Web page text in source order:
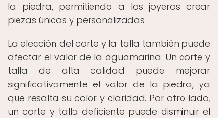
la piedra, permitiendo a los joyeros crear
piezas únicas y personalizadas.
La elección del corte y la talla también puede
afectar el valor de la aguamarina. Un corte y
talla de alta calidad puede mejorar
significativamente el valor de la piedra, ya
que resalta su color y claridad. Por otro lado,
un corte y talla deficiente puede disminuir el